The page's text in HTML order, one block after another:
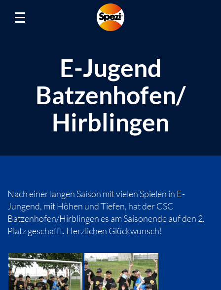
E-Jugend
Batzenhofen/
Hirblingen
Nach einer langen Saison mit vielen Spielen in E-
Jungend, mit Höhen und Tiefen, hat der CSC
Batzenhofen/Hirblingen es am Saisonende auf den 2.
Platz geschafft. Herzlichen Glückwunsch!